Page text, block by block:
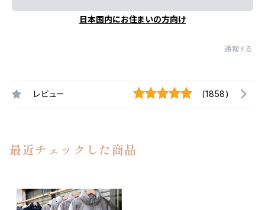
日本国内にお住まいの方向け
通報する
レビュー (1858)
最近チェックした商品